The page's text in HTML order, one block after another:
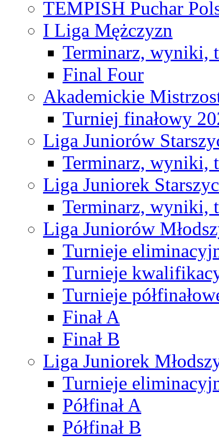
TEMPISH Puchar
I Liga Mężczyzn
Terminarz, wyniki,
Final Four
Akademickie
Turniej finałowy
Liga Juniorów
Terminarz, wyniki,
Liga Juniorek
Terminarz, wyniki,
Liga Juniorów
Turnieje
Turnieje
Turnieje
Finał A
Finał B
Liga Juniorek
Turnieje
Półfinał A
Półfinał B